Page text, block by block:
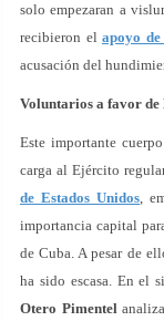
solo empezaran a
recibieron el apoyo
acusación del
Voluntarios a favor de
Este importante
carga al Ejército
de Estados Unidos,
importancia capital
de Cuba. A pesar de
ha sido escasa. En el
Otero Pimentel